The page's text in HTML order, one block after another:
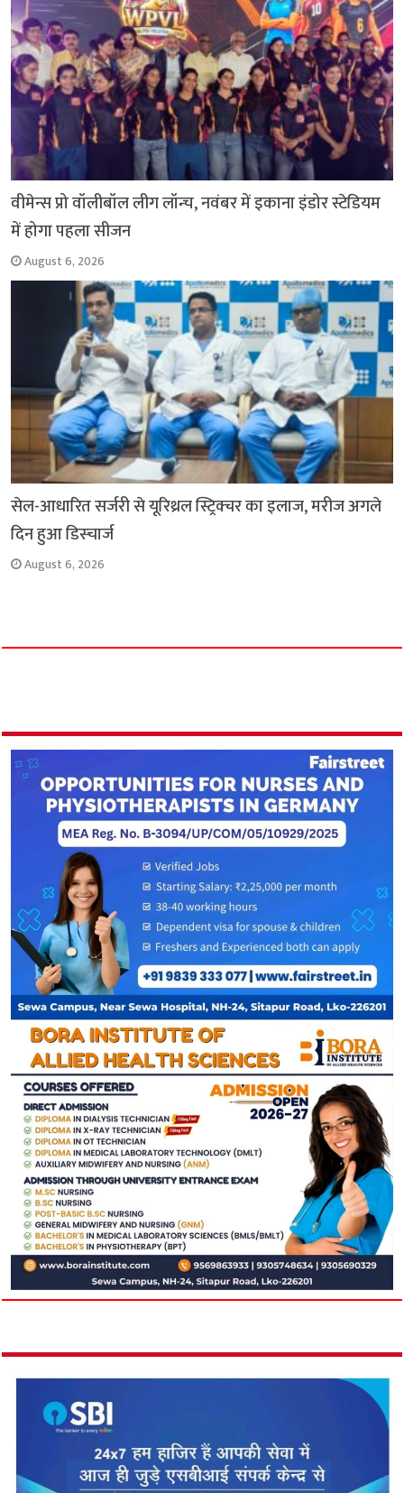
वीमेन्स प्रो वॉलीबॉल लीग लॉन्च, नवंबर में इकाना इंडोर स्टेडियम
में होगा पहला सीजन
August 6, 2026
सेल-आधारित सर्जरी से यूरिथ्रल स्ट्रिक्चर का इलाज, मरीज अगले
दिन हुआ डिस्चार्ज
August 6, 2026